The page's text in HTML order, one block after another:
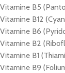
Vitamine B5
Vitamine B12
Vitamine B6
Vitamine B2
Vitamine B1
Vitamine B9